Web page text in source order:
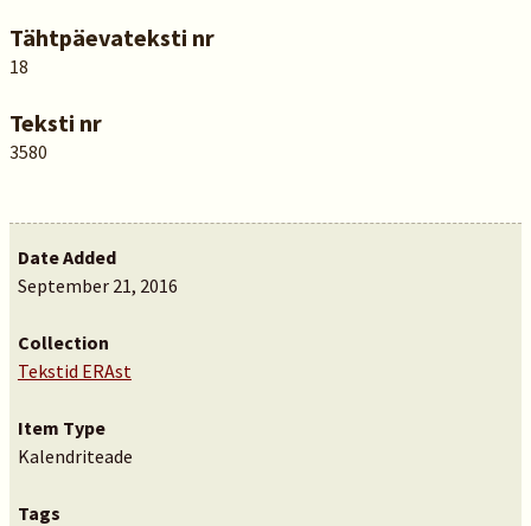
Tähtpäevateksti nr
18
Teksti nr
3580
Date Added
September 21, 2016
Collection
Tekstid ERAst
Item Type
Kalendriteade
Tags